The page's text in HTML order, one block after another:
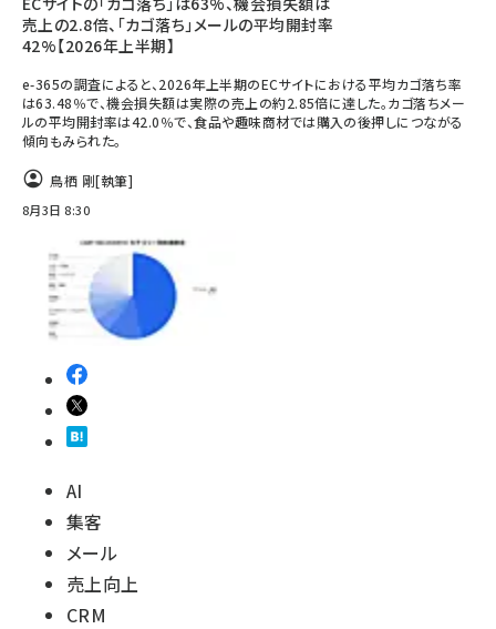
売上の2.8倍、「カゴ落ち」メールの平均開封率
42%【2026年上半期】
e-365の調査によると、2026年上半期のECサイトにおける平均カゴ落ち率
は63.48％で、機会損失額は実際の売上の約2.85倍に達した。カゴ落ちメー
ルの平均開封率は42.0％で、食品や趣味商材では購入の後押しにつながる
傾向もみられた。
鳥栖 剛[執筆]
8月3日 8:30
AI
集客
メール
売上向上
CRM